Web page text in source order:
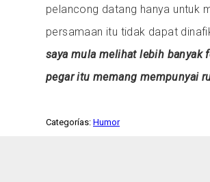
pelancong datang hanya untuk
persamaan itu tidak dapat
saya mula melihat lebih banyak
pegar itu memang mempunyai
Categorías: Humor